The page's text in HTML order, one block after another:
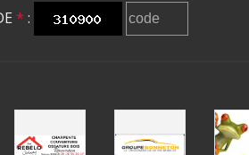
* :